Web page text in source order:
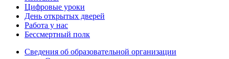
Цифровые уроки
День открытых дверей
Работа у нас
Бессмертный полк
Сведения об образовательной организации